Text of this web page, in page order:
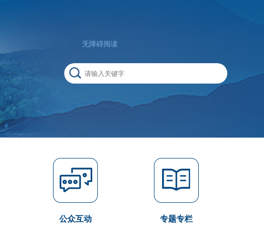
无障碍阅读
公众互动 专题专栏